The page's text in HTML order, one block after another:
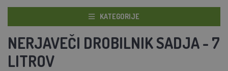
KATEGORIJE
NERJAVEČI DROBILNIK SADJA - 7
LITROV